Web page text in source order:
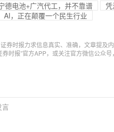
德电池+广汽代工，并不靠谱
AI，正在颠覆一个民生行业
券时报力求信息真实、准确，文章提及
券时报”官方APP，或关注官方微信公众
言